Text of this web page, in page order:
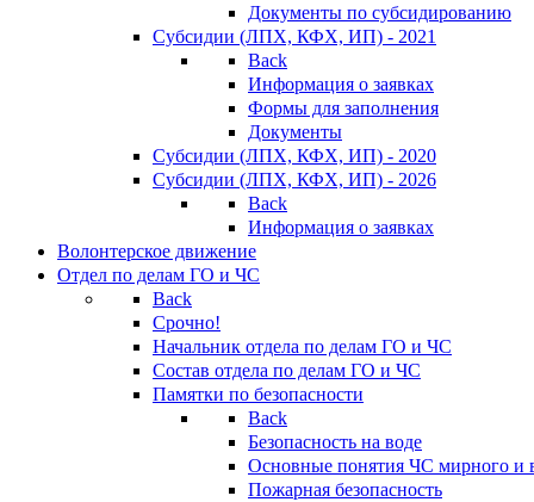
Документы по субсидированию
Субсидии (ЛПХ, КФХ, ИП) - 2021
Back
Информация о заявках
Формы для заполнения
Документы
Субсидии (ЛПХ, КФХ, ИП) - 2020
Субсидии (ЛПХ, КФХ, ИП) - 2026
Back
Информация о заявках
Волонтерское движение
Отдел по делам ГО и ЧС
Back
Срочно!
Начальник отдела по делам ГО и ЧС
Состав отдела по делам ГО и ЧС
Памятки по безопасности
Back
Безопасность на воде
Основные понятия ЧС мирного и
Пожарная безопасность